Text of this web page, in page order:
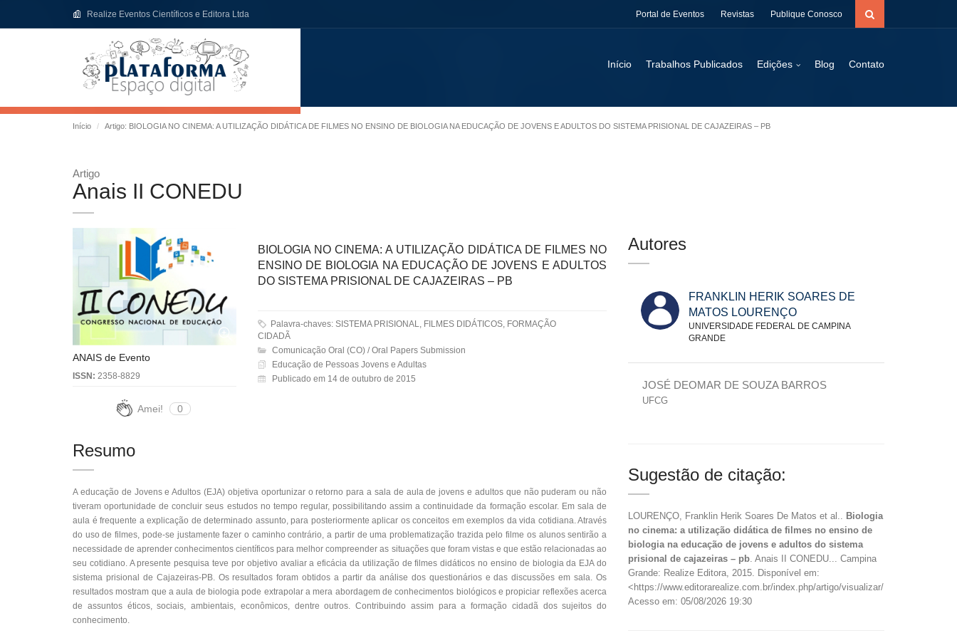
Realize Eventos Científicos e Editora Ltda Portal de Eventos Revistas Publique Conosco
Início Trabalhos Publicados Edições Blog Contato
Início Artigo: BIOLOGIA NO CINEMA: A UTILIZAÇÃO DIDÁTICA DE FILMES NO ENSINO DE BIOLOGIA NA EDUCAÇÃO DE JOVENS E ADULTOS DO SISTEMA PRISIONAL DE CAJAZEIRAS – PB
Artigo
Anais II CONEDU
ANAIS de Evento
ISSN: 2358-8829
Amei! 0
BIOLOGIA NO CINEMA: A UTILIZAÇÃO DIDÁTICA DE FILMES NO
ENSINO DE BIOLOGIA NA EDUCAÇÃO DE JOVENS E ADULTOS
DO SISTEMA PRISIONAL DE CAJAZEIRAS – PB
Palavra-chaves: SISTEMA PRISIONAL, FILMES DIDÁTICOS, FORMAÇÃO
CIDADÃ
Comunicação Oral (CO) / Oral Papers Submission
Educação de Pessoas Jovens e Adultas
Publicado em 14 de outubro de 2015
Resumo
A educação de Jovens e Adultos (EJA) objetiva oportunizar o retorno para a sala de aula de jovens e adultos que não puderam ou não
tiveram oportunidade de concluir seus estudos no tempo regular, possibilitando assim a continuidade da formação escolar. Em sala de
aula é frequente a explicação de determinado assunto, para posteriormente aplicar os conceitos em exemplos da vida cotidiana. Através
do uso de filmes, pode-se justamente fazer o caminho contrário, a partir de uma problematização trazida pelo filme os alunos sentirão a
necessidade de aprender conhecimentos científicos para melhor compreender as situações que foram vistas e que estão relacionadas ao
seu cotidiano. A presente pesquisa teve por objetivo avaliar a eficácia da utilização de filmes didáticos no ensino de biologia da EJA do
sistema prisional de Cajazeiras-PB. Os resultados foram obtidos a partir da análise dos questionários e das discussões em sala. Os
resultados mostram que a aula de biologia pode extrapolar a mera abordagem de conhecimentos biológicos e propiciar reflexões acerca
de assuntos éticos, sociais, ambientais, econômicos, dentre outros. Contribuindo assim para a formação cidadã dos sujeitos do
conhecimento.
Autores
FRANKLIN HERIK SOARES DE
MATOS LOURENÇO
UNIVERSIDADE FEDERAL DE CAMPINA
GRANDE
JOSÉ DEOMAR DE SOUZA BARROS
UFCG
Sugestão de citação:
LOURENÇO, Franklin Herik Soares De Matos et al.. Biologia
no cinema: a utilização didática de filmes no ensino de
biologia na educação de jovens e adultos do sistema
prisional de cajazeiras – pb. Anais II CONEDU... Campina
Grande: Realize Editora, 2015. Disponível em:
<https://www.editorarealize.com.br/index.php/artigo/visualizar/15576>.
Acesso em: 05/08/2026 19:30